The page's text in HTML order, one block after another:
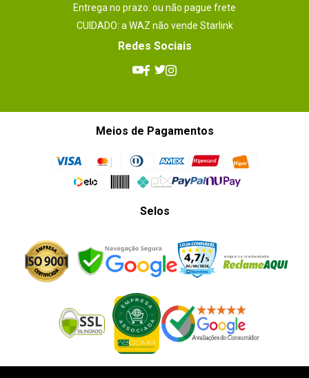
Inglês
Acessórios compatíveis_filtro
DualShock 3
Entrega no prazo: ou não pague frete
CUIDADO: a WAZ não vende Starlink
Redes Sociais
Meios de Pagamentos
Selos